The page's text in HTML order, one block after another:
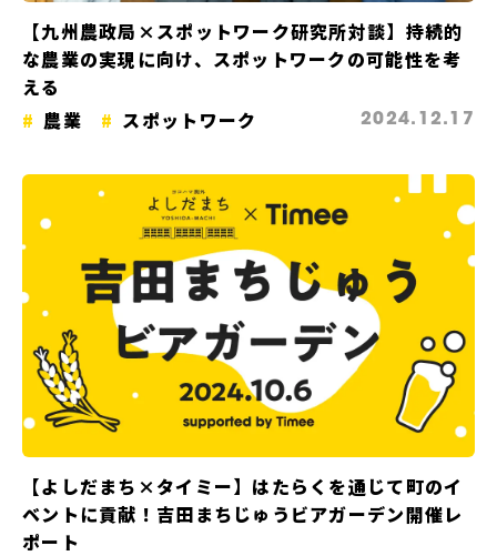
【九州農政局×スポットワーク研究所対談】持続的
な農業の実現に向け、スポットワークの可能性を考
える
農業
スポットワーク 2024.12.17
【よしだまち×タイミー】はたらくを通じて町のイ
ベントに貢献！吉田まちじゅうビアガーデン開催レ
ポート